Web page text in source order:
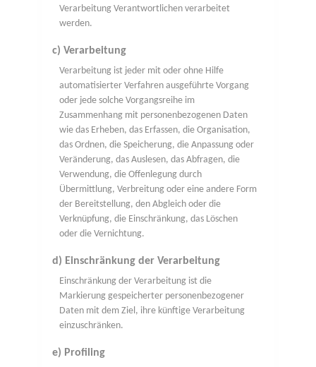
Verarbeitung Verantwortlichen verarbeitet
werden.
c) Verarbeitung
Verarbeitung ist jeder mit oder ohne Hilfe
automatisierter Verfahren ausgeführte Vorgang
oder jede solche Vorgangsreihe im
Zusammenhang mit personenbezogenen Daten
wie das Erheben, das Erfassen, die Organisation,
das Ordnen, die Speicherung, die Anpassung oder
Veränderung, das Auslesen, das Abfragen, die
Verwendung, die Offenlegung durch
Übermittlung, Verbreitung oder eine andere Form
der Bereitstellung, den Abgleich oder die
Verknüpfung, die Einschränkung, das Löschen
oder die Vernichtung.
d) Einschränkung der Verarbeitung
Einschränkung der Verarbeitung ist die
Markierung gespeicherter personenbezogener
Daten mit dem Ziel, ihre künftige Verarbeitung
einzuschränken.
e) Profiling